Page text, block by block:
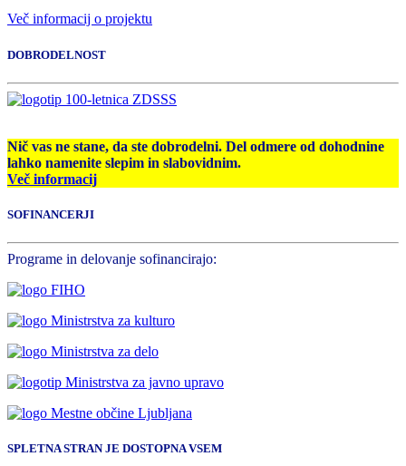
Več informacij o projektu
DOBRODELNOST
Nič vas ne stane, da ste dobrodelni. Del odmere od dohodnine
lahko namenite slepim in slabovidnim.
Več informacij
SOFINANCERJI
Programe in delovanje sofinancirajo:
SPLETNA STRAN JE DOSTOPNA VSEM